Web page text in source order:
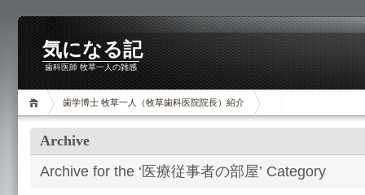
気になる記
歯科医師 牧草一人の雑感
歯学博士 牧草一人（牧草歯科医院院長）紹介
Archive
Archive for the ‘医療従事者の部屋’ Category